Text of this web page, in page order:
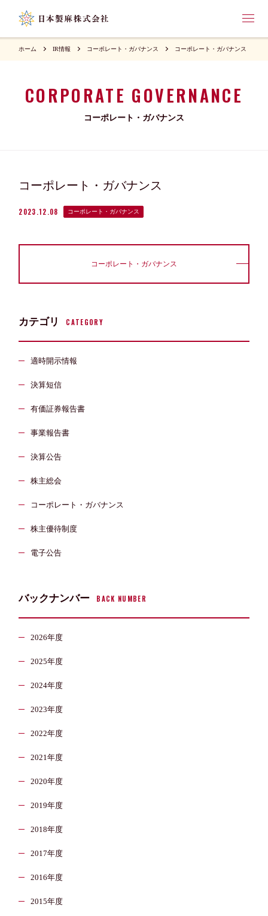
ホーム IR情報 コーポレート・ガバナンス コーポレート・ガバナンス
CORPORATE GOVERNANCE
コーポレート・ガバナンス
コーポレート・ガバナンス
2023.12.08 コーポレート・ガバナンス
コーポレート・ガバナンス
カテゴリ CATEGORY
適時開示情報
決算短信
有価証券報告書
事業報告書
決算公告
株主総会
コーポレート・ガバナンス
株主優待制度
電子公告
バックナンバー BACK NUMBER
2026年度
2025年度
2024年度
2023年度
2022年度
2021年度
2020年度
2019年度
2018年度
2017年度
2016年度
2015年度